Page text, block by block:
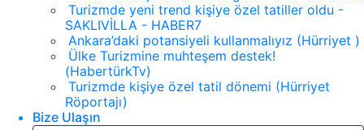
Turizmde yeni trend kişiye özel tatiller oldu -
SAKLIVİLLA - HABER7
Ankara’daki potansiyeli kullanmalıyız (Hürriyet )
Ülke Turizmine muhteşem destek!
(HabertürkTv)
Turizmde kişiye özel tatil dönemi (Hürriyet
Röportajı)
Bize Ulaşın